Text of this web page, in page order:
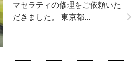
マセラティの修理をご依頼いた
だきました。 東京都...